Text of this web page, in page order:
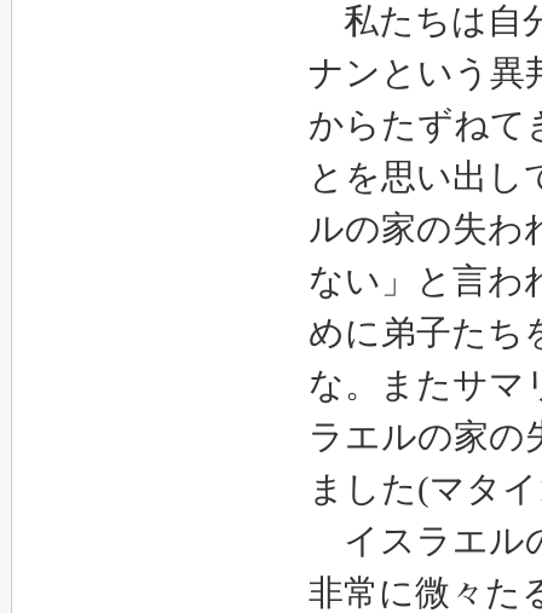
私たちは自
ナンという異
からたずねて
とを思い出し
ルの家の失わ
ない」と言わ
めに弟子たち
な。またサマ
ラエルの家の
ました(マタ
イスラエル
非常に微々た